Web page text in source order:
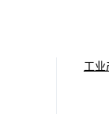
工业